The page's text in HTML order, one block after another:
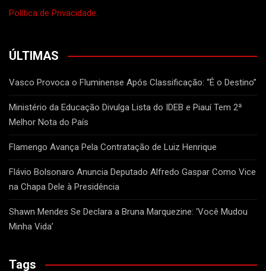
Política de Privacidade.
ÚLTIMAS
Vasco Provoca o Fluminense Após Classificação: “É o Destino”
Ministério da Educação Divulga Lista do IDEB e Piauí Tem 2ª
Melhor Nota do País
Flamengo Avança Pela Contratação de Luiz Henrique
Flávio Bolsonaro Anuncia Deputado Alfredo Gaspar Como Vice
na Chapa Dele à Presidência
Shawn Mendes Se Declara a Bruna Marquezine: ‘Você Mudou
Minha Vida’
Tags